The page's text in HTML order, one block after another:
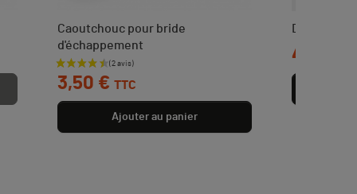
Caoutchouc pour bride
d'échappement
Prix
3,50 € TTC
Ajouter au panier
Donuts
Prix
4,50 €